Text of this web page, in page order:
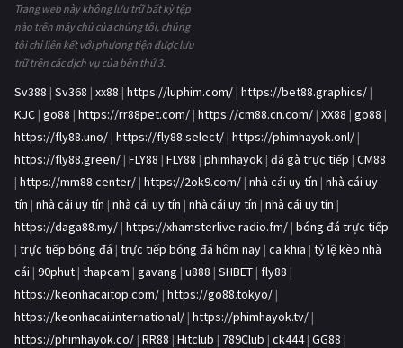
Trang web này không lưu trữ bất kỳ tệp
nào trên máy chủ của chúng tôi, chúng
tôi chỉ liên kết với phương tiện được lưu
trữ trên các dịch vụ của bên thứ 3.
Sv388 | Sv368 | xx88 | https://luphim.com/ | https://bet88.graphics/ |
KJC | go88 | https://rr88pet.com/ | https://cm88.cn.com/ | XX88 | go88 |
https://fly88.uno/ | https://fly88.select/ | https://phimhayok.onl/ |
https://fly88.green/ | FLY88 | FLY88 | phimhayok | đá gà trực tiếp | CM88
| https://mm88.center/ | https://2ok9.com/ | nhà cái uy tín | nhà cái uy
tín | nhà cái uy tín | nhà cái uy tín | nhà cái uy tín | nhà cái uy tín |
https://daga88.my/ | https://xhamsterlive.radio.fm/ | bóng đá trực tiếp
| trực tiếp bóng đá | trực tiếp bóng đá hôm nay | ca khia | tỷ lệ kèo nhà
cái | 90phut | thapcam | gavang | u888 | SHBET | fly88 |
https://keonhacaitop.com/ | https://go88.tokyo/ |
https://keonhacai.international/ | https://phimhayok.tv/ |
https://phimhayok.co/ | RR88 | Hitclub | 789Club | ck444| GG88 |